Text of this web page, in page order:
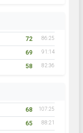
72 86:25
69 91:14
58 82:36
68 107:25
65 88:21